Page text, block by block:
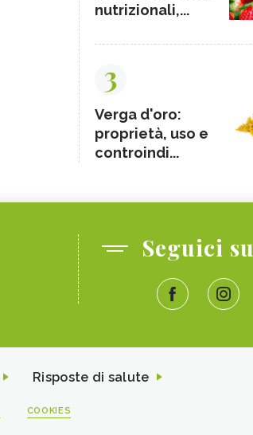
nutrizionali,...
3
Verga d'oro:
proprietà, uso e
controindi...
Seguici su
Risposte di salute
COOKIES